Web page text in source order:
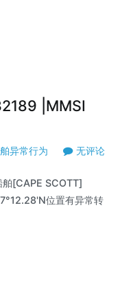
|MMSI
异常行为 无评论
[CAPE SCOTT]
位置有异常转